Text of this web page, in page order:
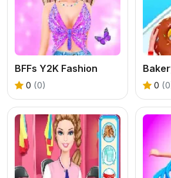
BFFs Y2K Fashion
0 (0) 0